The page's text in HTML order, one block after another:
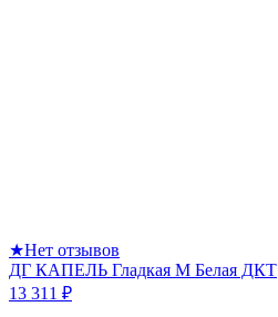
★Нет отзывов
ДГ КАПЕЛЬ Гладкая М Белая ДКТ
13 311 ₽